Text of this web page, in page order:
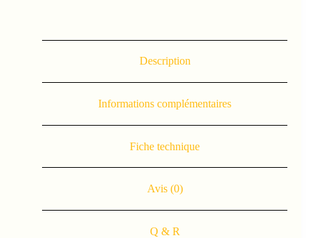
Description
Informations complémentaires
Fiche technique
Avis (0)
Q & R